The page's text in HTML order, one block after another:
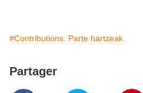
#Contributions. Parte hartzeak.
Partager